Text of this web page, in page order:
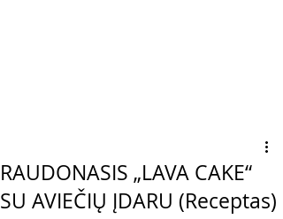
RAUDONASIS „LAVA CAKE“
SU AVIEČIŲ ĮDARU (Receptas)